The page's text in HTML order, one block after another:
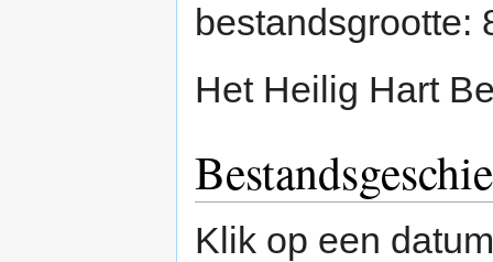
bestandsgrootte:
Het Heilig Hart
Klik op een